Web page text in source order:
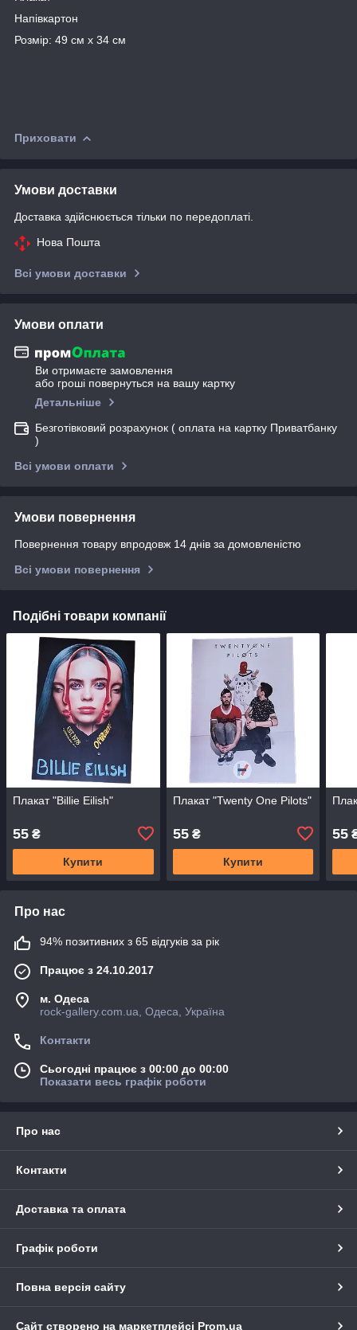
Напівкартон
Розмір: 49 см х 34 см
Приховати
Умови доставки
Доставка здійснюється тільки по передоплаті.
Нова Пошта
Всі умови доставки
Умови оплати
Ви отримаєте замовлення
або гроші повернуться на вашу картку
Детальніше
Безготівковий розрахунок ( оплата на картку Приватбанку
)
Всі умови оплати
Умови повернення
Повернення товару впродовж 14 днів за домовленістю
Всі умови повернення
Подібні товари компанії
Плакат "Billie Eilish"
55 ₴
Купити
Плакат "Twenty One Pilots"
55₴
Купити
55
Про нас
94% позитивних з 65 відгуків за рік
Працює з 24.10.2017
м. Одеса
rock-gallery.com.ua, Одеса, Україна
Контакти
Сьогодні працює з 00:00 до 00:00
Показати весь графік роботи
Про нас
Контакти
Доставка та оплата
Графік роботи
Повна версія сайту
Сайт створено на маркетплейсі Prom.ua